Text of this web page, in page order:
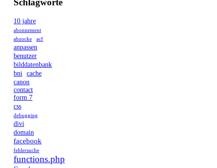
10 jahre
abonnement
abzocke
acf
anpassen
benutzer
bilddatenbank
bni cache
canon
contact
form 7
css
debugging
divi
domain
facebook
fehlersuche
functions.php